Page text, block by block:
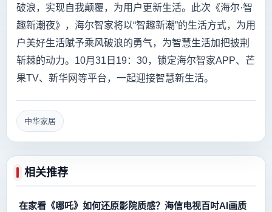
破浪，实现自我颠覆，为用户更新生活。此次《海尔·智
趣新潮夜》，海尔智家将以“智趣新潮”的生活方式，为用
户美好生活赋予乘风破浪的勇气，为智慧生活加把披荆
斩棘的动力。10月31日19：30，锁定海尔智家APP、芒
果TV、新华网等平台，一起迎接智慧新生活。
中华家居
相关推荐
在家看《哪吒》如何还原影院质感？海信电视百吋AI画质